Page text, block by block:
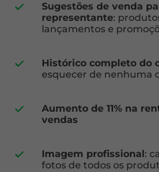
Sugestões de venda
representante:
lançamentos e
Histórico completo do
esquecer de nenhuma
Aumento de 11% na
vendas
Imagem profissional :
fotos de todos os